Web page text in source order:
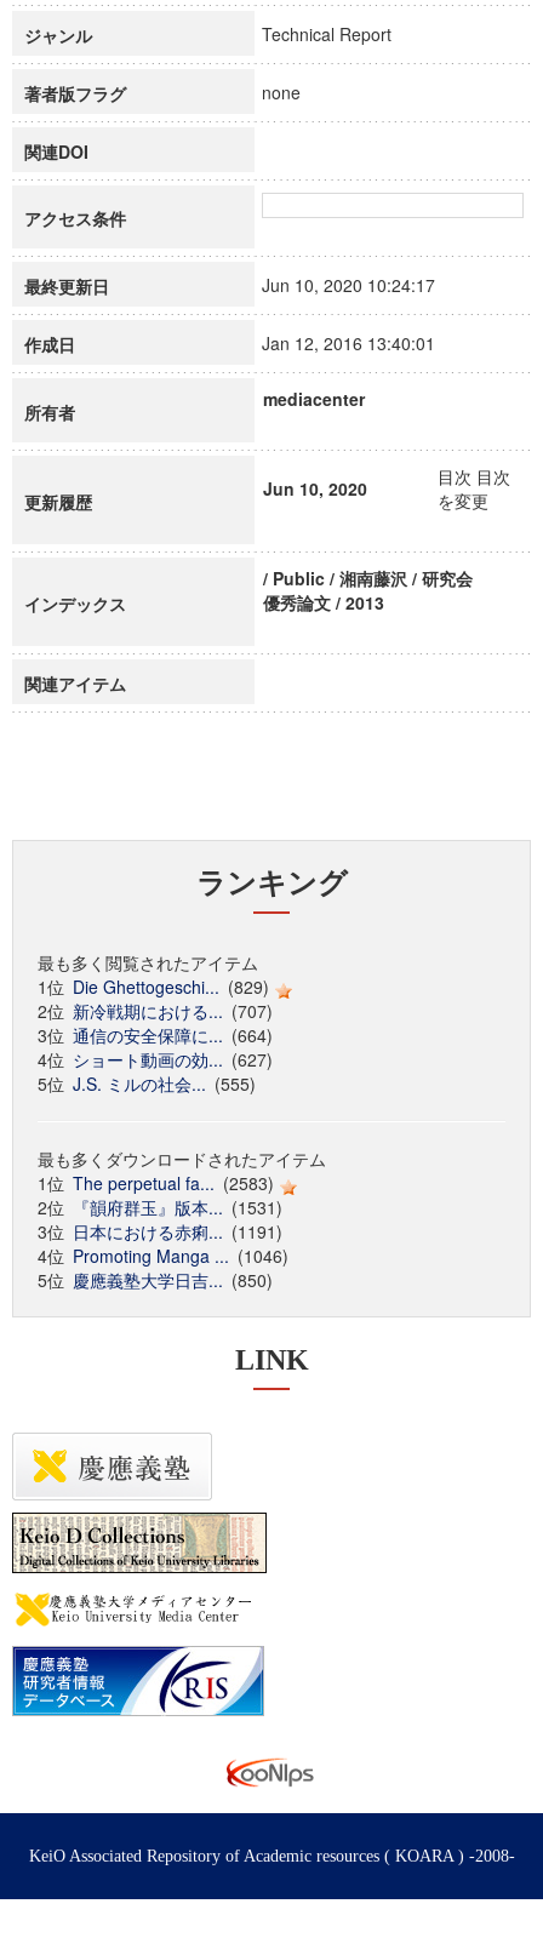
ジャンル Technical Report
著者版フラグ none
関連DOI
アクセス条件
最終更新日 Jun 10, 2020 10:24:17
作成日 Jan 12, 2016 13:40:01
所有者
mediacenter
更新履歴
Jun 10, 2020
目次 目次
を変更
インデックス
/ Public / 湘南藤沢 / 研究会
優秀論文 / 2013
関連アイテム
ランキング
最も多く閲覧されたアイテム
1位 Die Ghettogeschi... (829)
2位 新冷戦期における... (707)
3位 通信の安全保障に... (664)
4位 ショート動画の効... (627)
5位 J.S. ミルの社会... (555)
最も多くダウンロードされたアイテム
1位 The perpetual fa... (2583)
2位
『韻府群玉』版本... (1531)
3位 日本における赤痢... (1191)
4位 Promoting Manga ... (1046)
5位 慶應義塾大学日吉... (850)
LINK
KeiO Associated Repository of Academic resources ( KOARA ) -2008-